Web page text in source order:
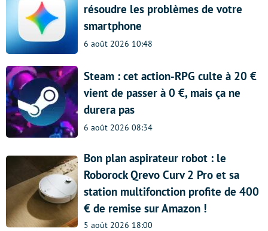
résoudre les problèmes de votre
smartphone
6 août 2026 10:48
Steam : cet action-RPG culte à 20 €
vient de passer à 0 €, mais ça ne
durera pas
6 août 2026 08:34
Bon plan aspirateur robot : le
Roborock Qrevo Curv 2 Pro et sa
station multifonction profite de 400
€ de remise sur Amazon !
5 août 2026 18:00